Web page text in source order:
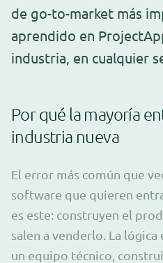
de go-to-market más
aprendido en
industria, en cualquier
Por qué la mayoría
industria nueva
El error más común que
software que quieren
es este: construyen el
salen a venderlo. La
un equipo técnico,